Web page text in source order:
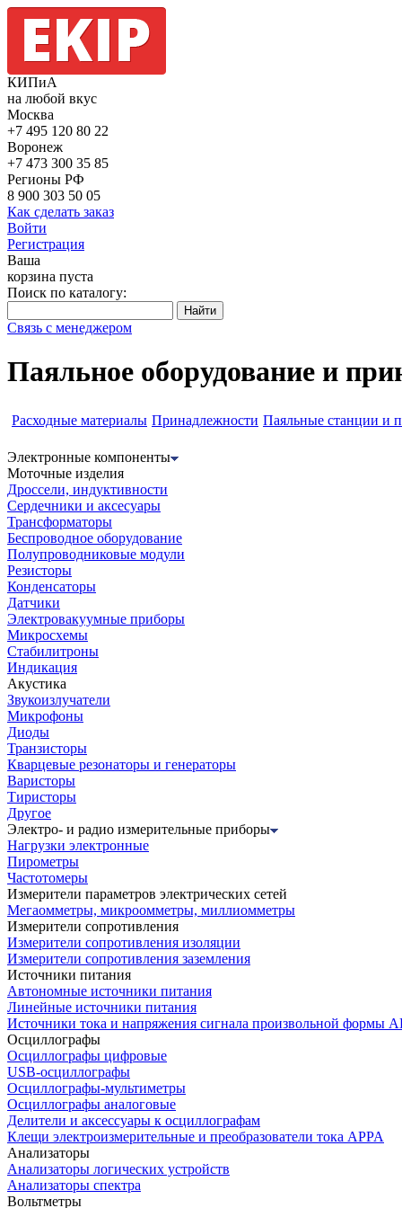
КИПиА
на любой вкус
Москва
+7 495 120 80 22
Воронеж
+7 473 300 35 85
Регионы РФ
8 900 303 50 05
Как сделать заказ
Войти
Регистрация
Ваша
корзина пуста
Поиск по каталогу:
Связь с менеджером
Паяльное оборудование и
Расходные материалы Принадлежности Паяльные станции и
Электронные компоненты
Моточные изделия
Дроссели, индуктивности
Сердечники и аксесуары
Трансформаторы
Беспроводное оборудование
Полупроводниковые модули
Резисторы
Конденсаторы
Датчики
Электровакуумные приборы
Микросхемы
Стабилитроны
Индикация
Акустика
Звукоизлучатели
Микрофоны
Диоды
Транзисторы
Кварцевые резонаторы и генераторы
Варисторы
Тиристоры
Другое
Электро- и радио измерительные приборы
Нагрузки электронные
Пирометры
Частотомеры
Измерители параметров электрических сетей
Мегаомметры, микроомметры, миллиомметры
Измерители сопротивления
Измерители сопротивления изоляции
Измерители сопротивления заземления
Источники питания
Автономные источники питания
Линейные источники питания
Источники тока и напряжения сигнала произвольной формы
Осциллографы
Осциллографы цифровые
USB-осциллографы
Осциллографы-мультиметры
Осциллографы аналоговые
Делители и аксессуары к осциллографам
Клещи электроизмерительные и преобразователи тока APPA
Анализаторы
Анализаторы логических устройств
Анализаторы спектра
Вольтметры